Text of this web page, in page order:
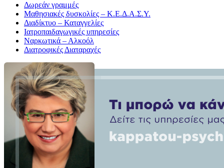
Δωρεάν γραμμές
Μαθησιακές δυσκολίες – Κ.Ε.Δ.Α.Σ.Υ.
Διαδίκτυο – Καταγγελίες
Ιατροπαιδαγωγικές υπηρεσίες
Ναρκωτικά – Αλκοόλ
Διατροφικές Διαταραχές